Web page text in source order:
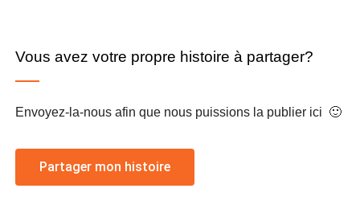
Vous avez votre propre histoire à partager?
Envoyez-la-nous afin que nous puissions la publier ici 🙂
Partager mon histoire